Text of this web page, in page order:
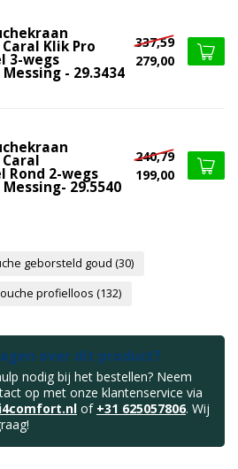
Klik Pro
3-wegs
- 29.3434
337,59
279,00
Rond 2-wegs
29.5540
240,79
199,00
geborsteld goud (30)
profielloos (132)
over dit product?
nodig bij het bestellen? Neem
op met onze klantenservice via
of +31 625057806. Wij